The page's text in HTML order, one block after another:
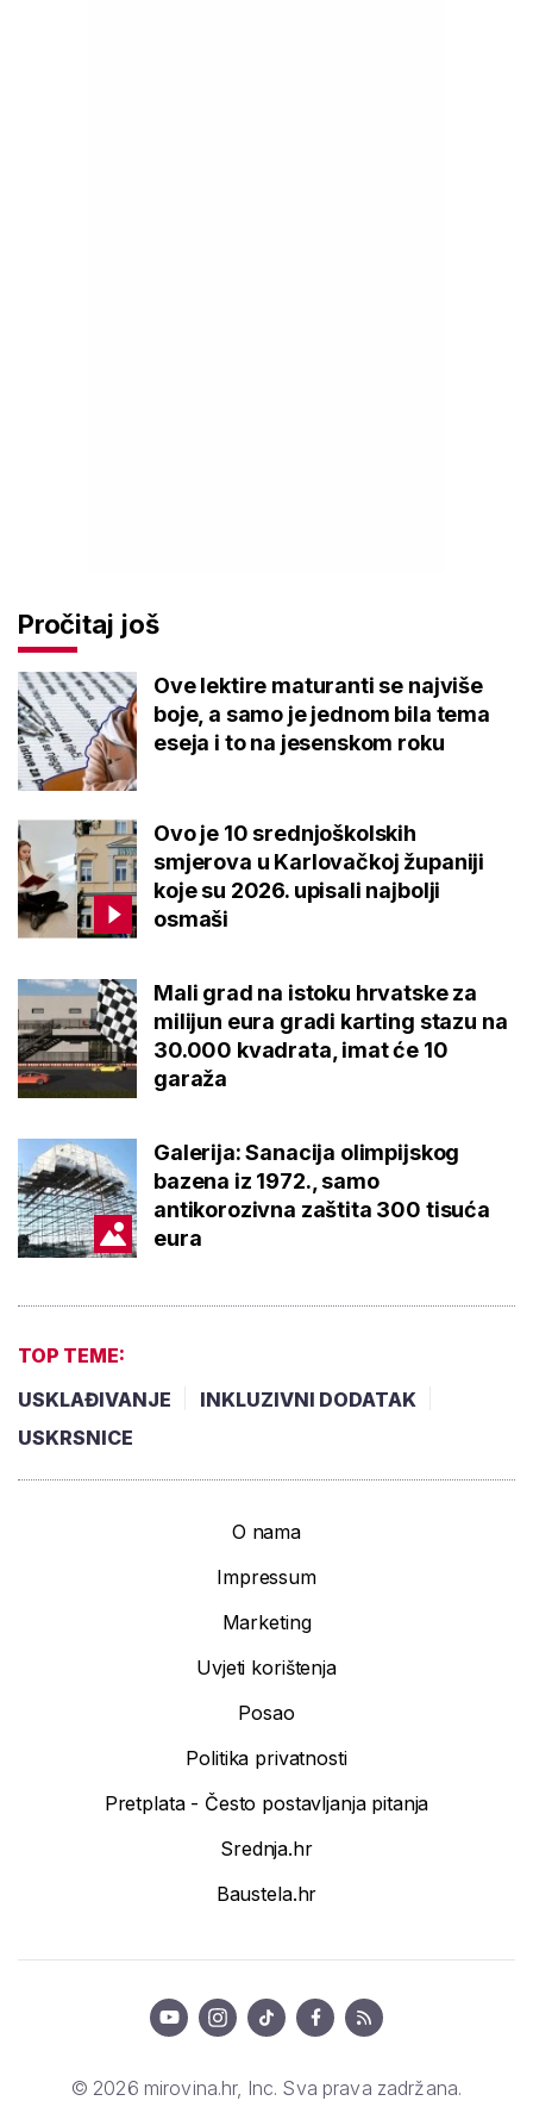
Pročitaj još
Ove lektire maturanti se najviše
boje, a samo je jednom bila tema
eseja i to na jesenskom roku
Ovo je 10 srednjoškolskih
smjerova u Karlovačkoj županiji
koje su 2026. upisali najbolji
osmaši
Mali grad na istoku hrvatske za
milijun eura gradi karting stazu na
30.000 kvadrata, imat će 10
garaža
Galerija: Sanacija olimpijskog
bazena iz 1972., samo
antikorozivna zaštita 300 tisuća
eura
TOP TEME:
USKLAĐIVANJE
INKLUZIVNI DODATAK
USKRSNICE
O nama
Impressum
Marketing
Uvjeti korištenja
Posao
Politika privatnosti
Pretplata - Često postavljanja pitanja
Srednja.hr
Baustela.hr
© 2026 mirovina.hr, Inc. Sva prava zadržana.